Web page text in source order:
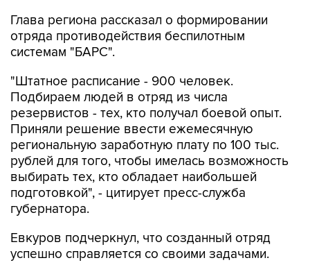
Глава региона рассказал о формировании
отряда противодействия беспилотным
системам "БАРС".
"Штатное расписание - 900 человек.
Подбираем людей в отряд из числа
резервистов - тех, кто получал боевой опыт.
Приняли решение ввести ежемесячную
региональную заработную плату по 100 тыс.
рублей для того, чтобы имелась возможность
выбирать тех, кто обладает наибольшей
подготовкой", - цитирует пресс-служба
губернатора.
Евкуров подчеркнул, что созданный отряд
успешно справляется со своими задачами.